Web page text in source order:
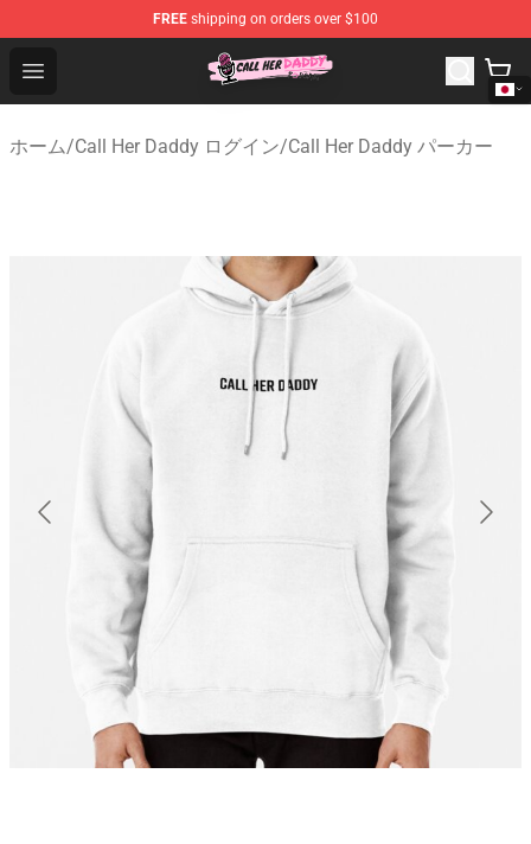
FREE shipping on orders over $100
Open menu
Call Her Daddy Store - Official Call Her Daddy
ホーム/Call Her Daddy ログイン/Call Her Daddy パーカー